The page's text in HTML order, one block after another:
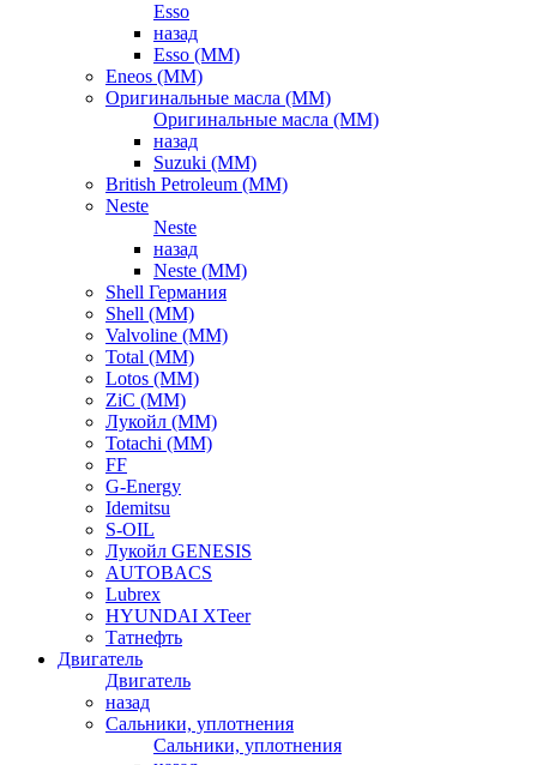
Esso
назад
Esso (ММ)
Eneos (ММ)
Оригинальные масла (ММ)
Оригинальные масла (ММ)
назад
Suzuki (ММ)
British Petroleum (ММ)
Neste
Neste
назад
Neste (ММ)
Shell Германия
Shell (ММ)
Valvoline (ММ)
Total (ММ)
Lotos (ММ)
ZiC (ММ)
Лукойл (ММ)
Totachi (MM)
FF
G-Energy
Idemitsu
S-OIL
Лукойл GENESIS
AUTOBACS
Lubrex
HYUNDAI XTeer
Татнефть
Двигатель
Двигатель
назад
Сальники, уплотнения
Сальники, уплотнения